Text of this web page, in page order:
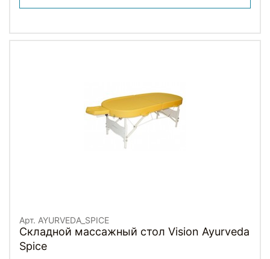
Арт. AYURVEDA_SPICE
Складной массажный стол Vision Ayurveda
Spice